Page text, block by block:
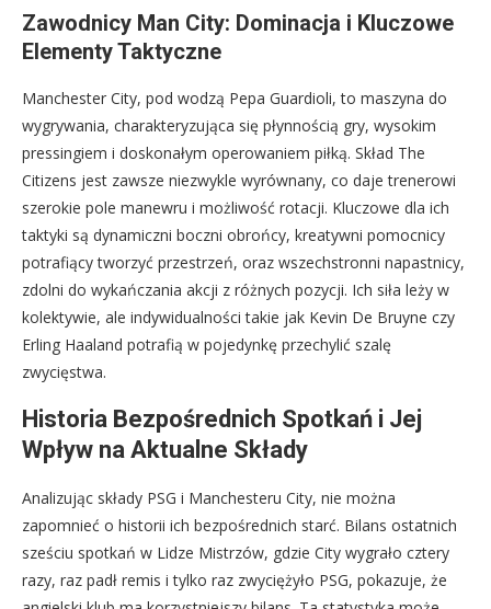
Zawodnicy Man City: Dominacja i Kluczowe
Elementy Taktyczne
Manchester City, pod wodzą Pepa Guardioli, to maszyna do
wygrywania, charakteryzująca się płynnością gry, wysokim
pressingiem i doskonałym operowaniem piłką. Skład The
Citizens jest zawsze niezwykle wyrównany, co daje trenerowi
szerokie pole manewru i możliwość rotacji. Kluczowe dla ich
taktyki są dynamiczni boczni obrońcy, kreatywni pomocnicy
potrafiący tworzyć przestrzeń, oraz wszechstronni napastnicy,
zdolni do wykańczania akcji z różnych pozycji. Ich siła leży w
kolektywie, ale indywidualności takie jak Kevin De Bruyne czy
Erling Haaland potrafią w pojedynkę przechylić szalę
zwycięstwa.
Historia Bezpośrednich Spotkań i Jej
Wpływ na Aktualne Składy
Analizując składy PSG i Manchesteru City, nie można
zapomnieć o historii ich bezpośrednich starć. Bilans ostatnich
sześciu spotkań w Lidze Mistrzów, gdzie City wygrało cztery
razy, raz padł remis i tylko raz zwyciężyło PSG, pokazuje, że